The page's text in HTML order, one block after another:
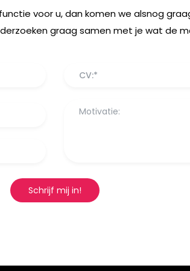
voor u, dan komen we alsnog
graag samen met je wat de
CV:*
Schrijf mij in!